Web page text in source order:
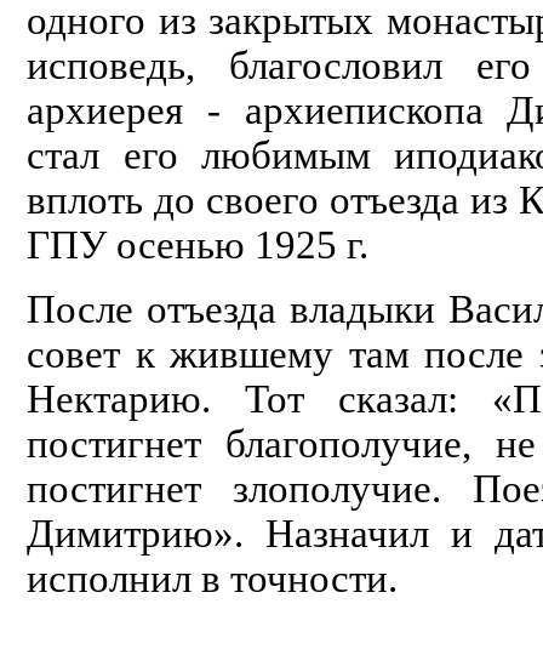
одного из закрытых
исповедь, благословил
архиерея - архиепископа
стал его любимым
вплоть до своего отъезда
ГПУ осенью 1925 г.
После отъезда владыки
совет к жившему там после
Нектарию. Тот сказал:
постигнет благополучие,
постигнет злополучие.
Димитрию». Назначил и
исполнил в точности.